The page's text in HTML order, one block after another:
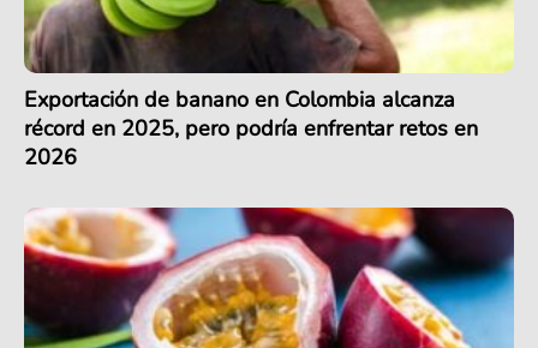
Exportación de banano en Colombia alcanza
récord en 2025, pero podría enfrentar retos en
2026